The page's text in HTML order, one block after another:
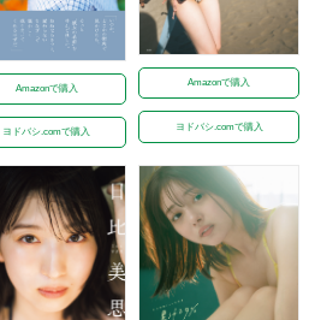
Amazonで購入
ヨドバシ.comで購入
Amazonで購入
ヨドバシ.comで購入